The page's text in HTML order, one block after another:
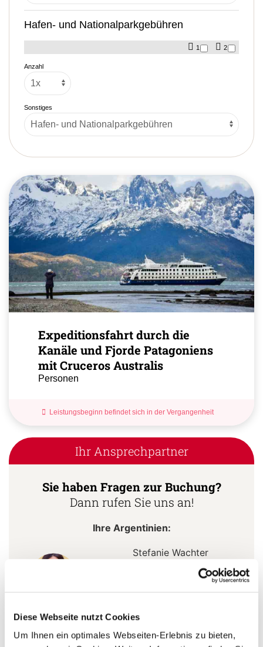
Diese Webseite nutzt Cookies
Um Ihnen ein optimales Webseiten-Erlebnis zu bieten,
Hafen- und Nationalparkgebühren
1 2
Anzahl
Sonstiges
Expeditionsfahrt durch die
Kanäle und Fjorde Patagoniens
mit Cruceros Australis
Personen
Leistungsbeginn befindet sich in der Vergangenheit
Ihr Ansprechpartner
Sie haben Fragen zur Buchung?
Dann rufen Sie uns an!
Ihre Argentinien:
Stefanie Wachter
+49 (0)761 / 21 16 99-3